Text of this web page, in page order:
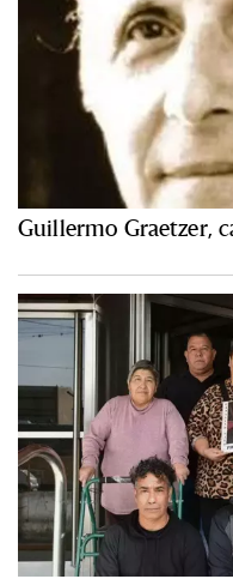
Guillermo Graetzer,